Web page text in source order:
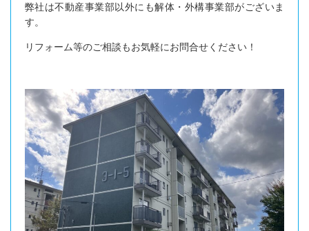
弊社は不動産事業部以外にも解体・外構事業部がございま
す。
リフォーム等のご相談もお気軽にお問合せください！